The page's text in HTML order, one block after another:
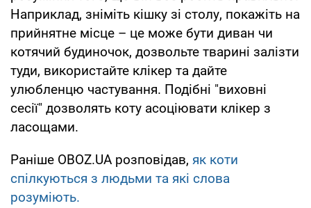
Наприклад, зніміть кішку зі столу, покажіть на
прийнятне місце – це може бути диван чи
котячий будиночок, дозвольте тварині залізти
туди, використайте клікер та дайте
улюбленцю частування. Подібні "виховні
сесії" дозволять коту асоціювати клікер з
ласощами.
Раніше OBOZ.UA розповідав, як коти
спілкуються з людьми та які слова
розуміють.